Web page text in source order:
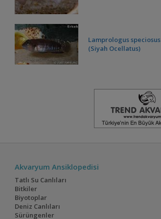
Lamprologus speciosus
(Siyah Ocellatus)
Lepidiolamprologus
Akvaryum Ansiklopedisi
Tatlı Su Canlıları
Bitkiler
Biyotoplar
Deniz Canlıları
Sürüngenler